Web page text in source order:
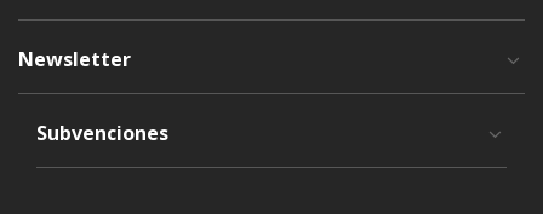
Newsletter
Subvenciones